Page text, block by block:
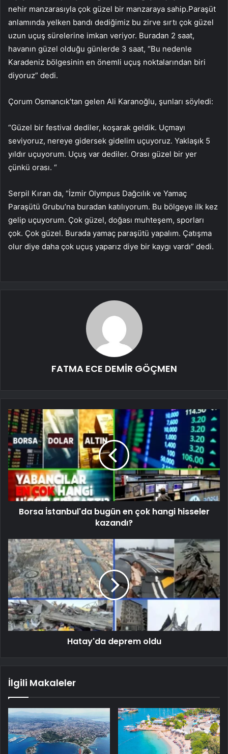
nehir manzarasıyla çok güzel bir manzaraya sahip.Paraşüt
anlamında yelken bandı dediğimiz bu zirve sırtı çok güzel
uzun uçuş sürelerine imkan veriyor. Buradan 2 saat,
havanın güzel olduğu günlerde 3 saat, “Bu nedenle
Karadeniz bölgesinin en önemli uçuş noktalarından biri
diyoruz” dedi.
Çorum Osmancık’tan gelen Ali Karanoğlu, şunları söyledi:
“Güzel bir festival dediler, koşarak geldik. Uçmayı
seviyoruz, nereye gidersek gidelim uçuyoruz. Yaklaşık 5
yıldır uçuyorum. Uçuş var dediler. Orası güzel bir yer
çünkü orası. “
Serpil Kıran da, “İzmir Olympus Dağcılık ve Yamaç
Paraşütü Grubu’na buradan katılıyorum. Bu bölgeye ilk kez
gelip uçuyorum. Çok güzel, doğası muhteşem, sporları
çok. Çok güzel. Burada yamaç paraşütü yapalım. Çatışma
olur diye daha çok uçuş yaparız diye bir kaygı vardı” dedi.
FATMA ECE DEMİR GÖÇMEN
Borsa İstanbul'da bugün en çok hangi hisseler
kazandı?
Hatay'da deprem oldu
İlgili Makaleler